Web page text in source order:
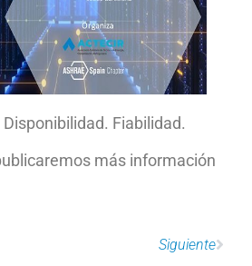
Fiabilidad.
más información
Siguiente